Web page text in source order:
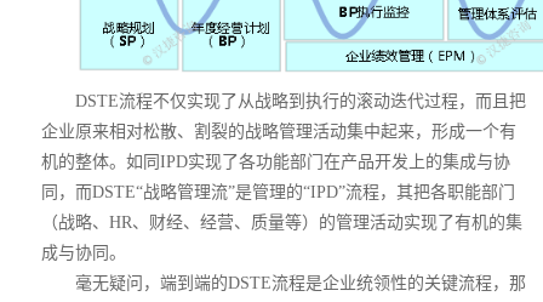
DSTE流程不仅实现了从战略到执行的滚动迭代过程，而且把
企业原来相对松散、割裂的战略管理活动集中起来，形成一个有
机的整体。如同IPD实现了各功能部门在产品开发上的集成与协
同，而DSTE“战略管理流”是管理的“IPD”流程，其把各职能部门
（战略、HR、财经、经营、质量等）的管理活动实现了有机的集
成与协同。
毫无疑问，端到端的DSTE流程是企业统领性的关键流程，那